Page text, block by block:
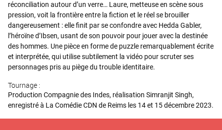
réconciliation autour d’un verre… Laure, metteuse en scène sous
pression, voit la frontière entre la fiction et le réel se brouiller
dangereusement : elle finit par se confondre avec Hedda Gabler,
l’héroïne d’Ibsen, usant de son pouvoir pour jouer avec la destinée
des hommes. Une pièce en forme de puzzle remarquablement écrite
et interprétée, qui utilise subtilement la vidéo pour scruter ses
personnages pris au piège du trouble identitaire.
Tournage :
Production Compagnie des Indes, réalisation Simranjit Singh,
enregistré à La Comédie CDN de Reims les 14 et 15 décembre 2023.